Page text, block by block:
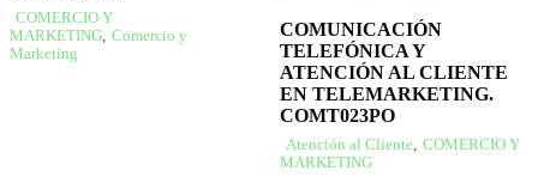
COMERCIO Y
MARKETING Comercio y
Marketing
COMUNICACIÓN
TELEFÓNICA Y
ATENCIÓN AL CLIENTE
EN TELEMARKETING.
COMT023PO
Atención al Cliente, COMERCIO Y
MARKETING